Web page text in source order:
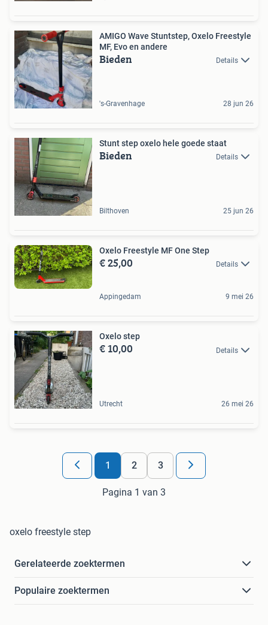
AMIGO Wave Stuntstep, Oxelo Freestyle
MF, Evo en andere
Bieden Details
's-Gravenhage 28 jun 26
Stunt step oxelo hele goede staat
Bieden Details
Bilthoven 25 jun 26
Oxelo Freestyle MF One Step
€ 25,00 Details
Appingedam 9 mei 26
Oxelo step
€ 10,00 Details
Utrecht 26 mei 26
1 2 3
Pagina 1 van 3
oxelo freestyle step
Gerelateerde zoektermen
Populaire zoektermen